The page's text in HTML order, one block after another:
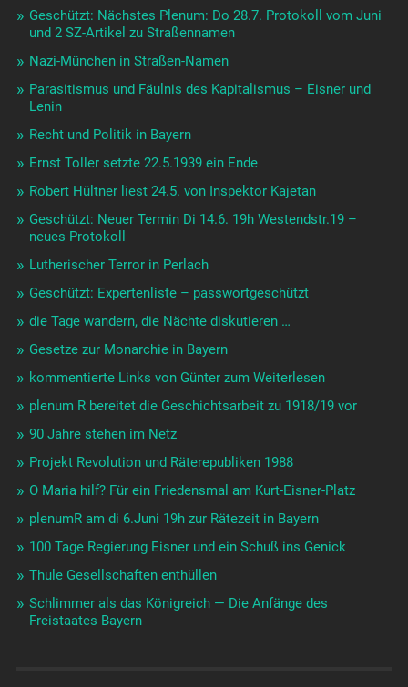
Geschützt: Nächstes Plenum: Do 28.7. Protokoll vom Juni
und 2 SZ-Artikel zu Straßennamen
Nazi-München in Straßen-Namen
Parasitismus und Fäulnis des Kapitalismus – Eisner und
Lenin
Recht und Politik in Bayern
Ernst Toller setzte 22.5.1939 ein Ende
Robert Hültner liest 24.5. von Inspektor Kajetan
Geschützt: Neuer Termin Di 14.6. 19h Westendstr.19 –
neues Protokoll
Lutherischer Terror in Perlach
Geschützt: Expertenliste – passwortgeschützt
die Tage wandern, die Nächte diskutieren …
Gesetze zur Monarchie in Bayern
kommentierte Links von Günter zum Weiterlesen
plenum R bereitet die Geschichtsarbeit zu 1918/19 vor
90 Jahre stehen im Netz
Projekt Revolution und Räterepubliken 1988
O Maria hilf? Für ein Friedensmal am Kurt-Eisner-Platz
plenumR am di 6.Juni 19h zur Rätezeit in Bayern
100 Tage Regierung Eisner und ein Schuß ins Genick
Thule Gesellschaften enthüllen
Schlimmer als das Königreich — Die Anfänge des
Freistaates Bayern